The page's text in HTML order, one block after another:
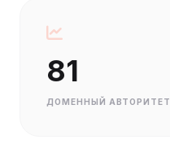
81
ДОМЕННЫЙ АВТОРИТЕТ